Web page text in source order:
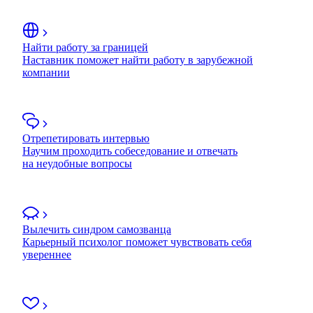
Найти работу за границей
Наставник поможет найти работу в зарубежной
компании
Отрепетировать интервью
Научим проходить собеседование и отвечать
на неудобные вопросы
Вылечить синдром самозванца
Карьерный психолог поможет чувствовать себя
увереннее